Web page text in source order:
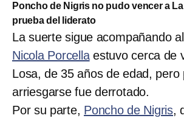
Poncho de Nigris no pudo vencer a
prueba del liderato
La suerte sigue acompañando
Nicola Porcellaestuvo cerca de
Losa, de 35 años de edad, pero
arriesgarse fue derrotado.
Por su parte, Poncho de Nigris,